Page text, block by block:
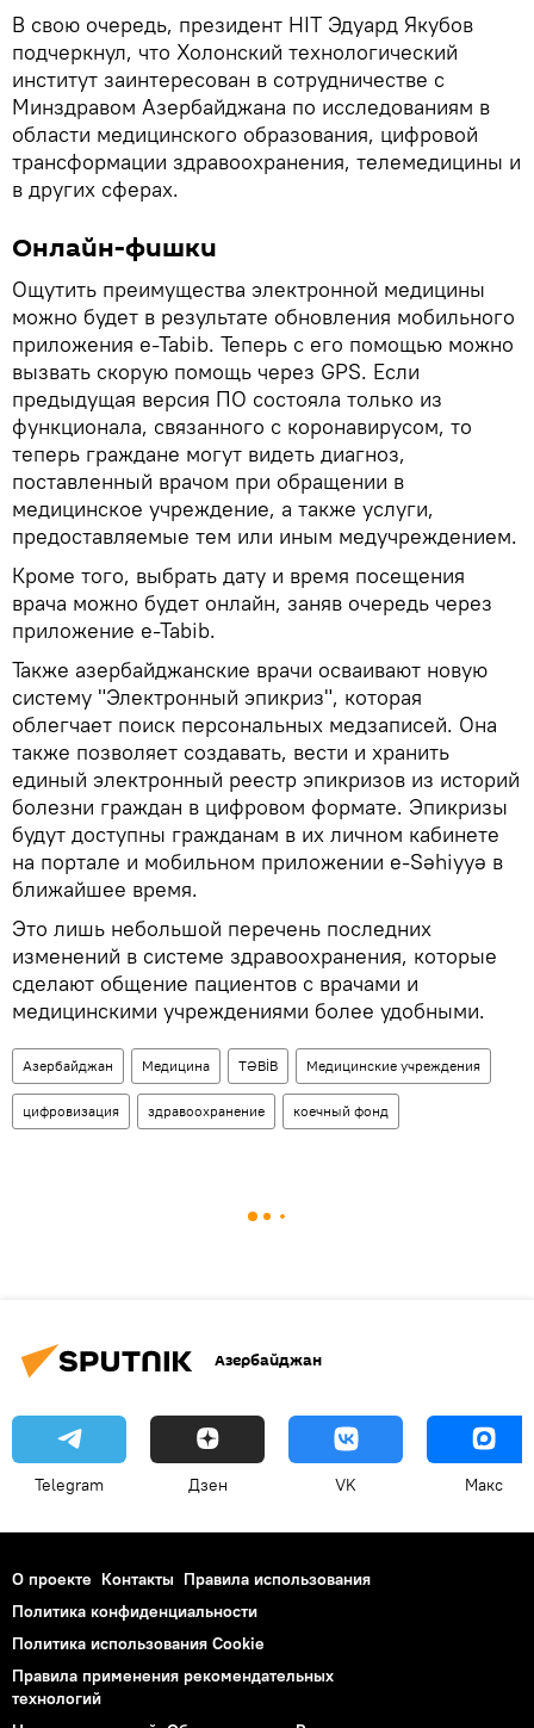
В свою очередь, президент HIT Эдуард Якубов
подчеркнул, что Холонский технологический
институт заинтересован в сотрудничестве с
Минздравом Азербайджана по исследованиям в
области медицинского образования, цифровой
трансформации здравоохранения, телемедицины и
в других сферах.
Онлайн-фишки
Ощутить преимущества электронной медицины
можно будет в результате обновления мобильного
приложения e-Tabib. Теперь с его помощью можно
вызвать скорую помощь через GPS. Если
предыдущая версия ПО состояла только из
функционала, связанного с коронавирусом, то
теперь граждане могут видеть диагноз,
поставленный врачом при обращении в
медицинское учреждение, а также услуги,
предоставляемые тем или иным медучреждением.
Кроме того, выбрать дату и время посещения
врача можно будет онлайн, заняв очередь через
приложение e-Tabib.
Также азербайджанские врачи осваивают новую
систему "Электронный эпикриз", которая
облегчает поиск персональных медзаписей. Она
также позволяет создавать, вести и хранить
единый электронный реестр эпикризов из историй
болезни граждан в цифровом формате. Эпикризы
будут доступны гражданам в их личном кабинете
на портале и мобильном приложении e-Səhiyyə в
ближайшее время.
Это лишь небольшой перечень последних
изменений в системе здравоохранения, которые
сделают общение пациентов с врачами и
медицинскими учреждениями более удобными.
Азербайджан Медицина TƏBİB Медицинские учреждения
цифровизация здравоохранение коечный фонд
Азербайджан
Telegram Дзен VK Макс
О проекте Контакты Правила использования
Политика конфиденциальности
Политика использования Cookie
Правила применения рекомендательных
технологий